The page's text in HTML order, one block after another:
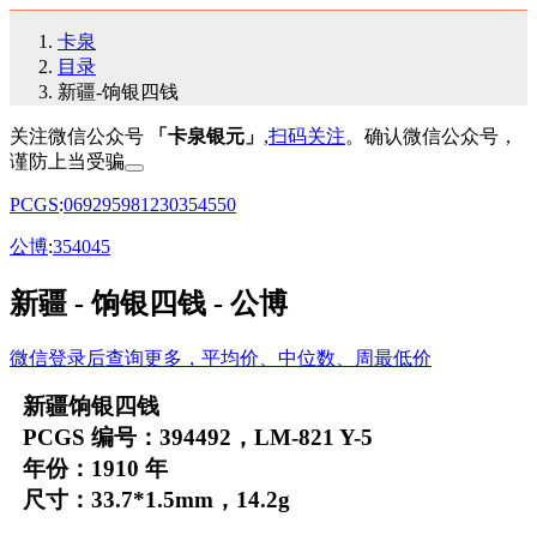
卡泉
目录
新疆-饷银四钱
关注微信公众号 「卡泉银元」 ,扫码关注。确认微信公众号，
谨防上当受骗
PCGS:069295981230354550
公博:354045
新疆 - 饷银四钱 - 公博
微信登录后查询更多，平均价、中位数、周最低价
新疆饷银四钱
PCGS 编号：394492，LM-821 Y-5
年份：1910 年
尺寸：33.7*1.5mm，14.2g